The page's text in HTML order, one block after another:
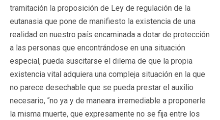
tramitación la proposición de Ley de regulación de la
eutanasia que pone de manifiesto la existencia de una
realidad en nuestro país encaminada a dotar de protección
a las personas que encontrándose en una situación
especial, pueda suscitarse el dilema de que la propia
existencia vital adquiera una compleja situación en la que
no parece desechable que se pueda prestar el auxilio
necesario, “no ya y de maneara irremediable a proponerle
la misma muerte, que expresamente no se fija entre los